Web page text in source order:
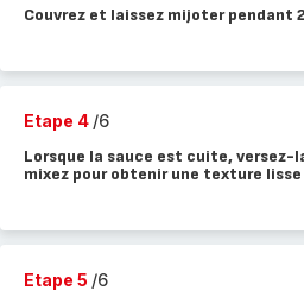
Couvrez et laissez mijoter pendant
Etape 4 /6
Lorsque la sauce est cuite, versez-
mixez pour obtenir une texture
Etape 5 /6